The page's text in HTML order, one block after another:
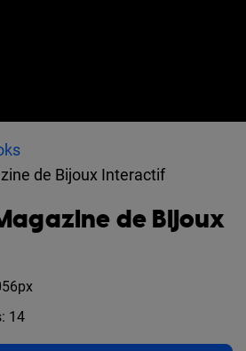
de Bijoux Interactif
de Bijoux
14